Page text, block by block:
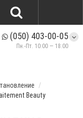
(050) 403-00-05
Пн.-Пт. 10:00 — 18:00
Beauty